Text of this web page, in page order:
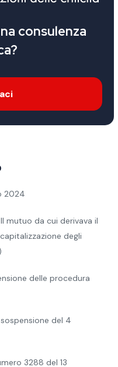
consulenza
2024
mutuo da cui derivava il
degli
delle procedura
del 4
3288 del 13